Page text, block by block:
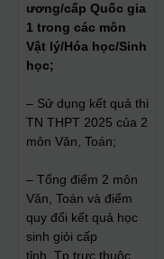
ương/cấp Quốc gia
1 trong các môn
Vật lý/Hóa học/Sinh
học;
– Sử dụng kết quả thi
TN THPT 2025 của 2
môn Văn, Toán;
– Tổng điểm 2 môn
Văn, Toán và điểm
quy đổi kết quả học
sinh giỏi cấp
tỉnh, Tp trực thuộc